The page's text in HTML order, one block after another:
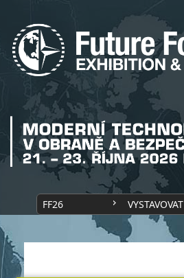
FF26 VYSTAVOVAT